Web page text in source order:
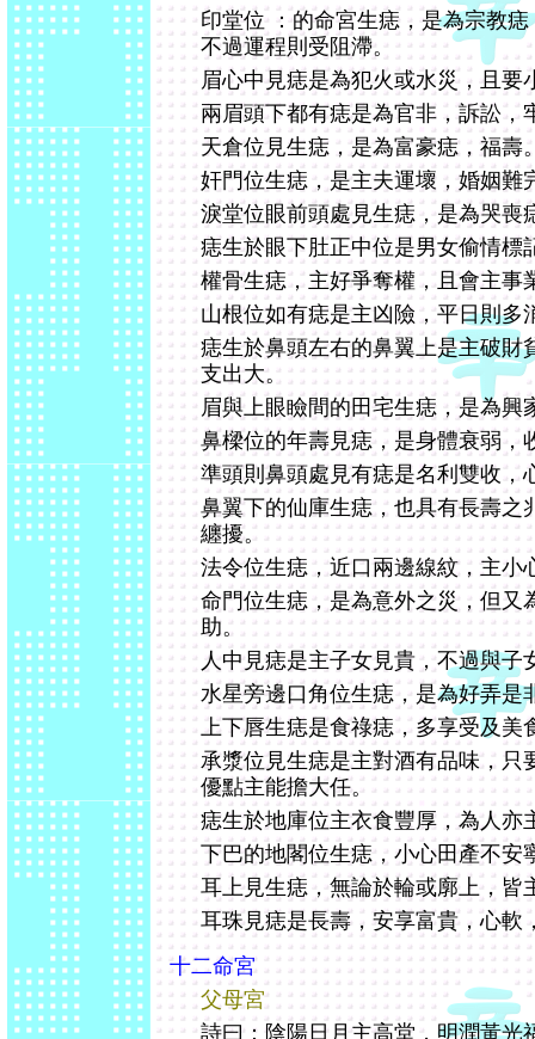
印堂位 ：的命宮生痣，是為宗教
不過運程則受阻滯。
眉心中見痣是為犯火或水災，且要
兩眉頭下都有痣是為官非，訴訟，
天倉位見生痣，是為富豪痣，福壽
奸門位生痣，是主夫運壞，婚姻難
淚堂位眼前頭處見生痣，是為哭喪
痣生於眼下肚正中位是男女偷情標
權骨生痣，主好爭奪權，且會主事
山根位如有痣是主凶險，平日則多
痣生於鼻頭左右的鼻翼上是主破財
支出大。
眉與上眼瞼間的田宅生痣，是為興
鼻樑位的年壽見痣，是身體衰弱，
準頭則鼻頭處見有痣是名利雙收，
鼻翼下的仙庫生痣，也具有長壽之
纏擾。
法令位生痣，近口兩邊線紋，主小
命門位生痣，是為意外之災，但又
助。
人中見痣是主子女見貴，不過與子
水星旁邊口角位生痣，是為好弄是
上下唇生痣是食祿痣，多享受及美
承漿位見生痣是主對酒有品味，只
優點主能擔大任。
痣生於地庫位主衣食豐厚，為人亦
下巴的地閣位生痣，小心田產不安
耳上見生痣，無論於輪或廓上，皆
耳珠見痣是長壽，安享富貴，心軟
十二命宮
父母宮
詩曰：陰陽日月主高堂，明潤黃光